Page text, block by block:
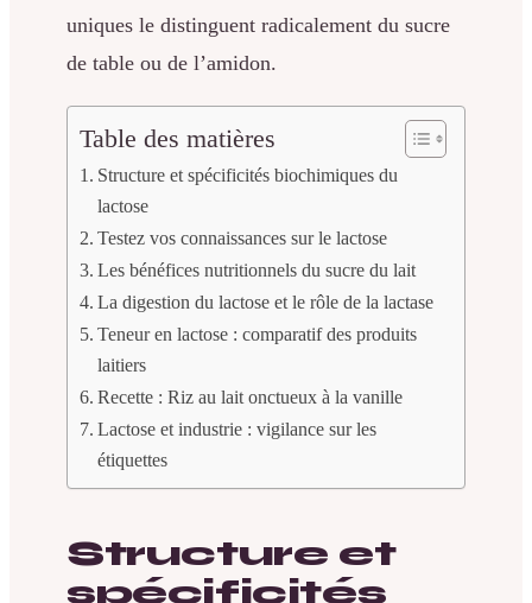
uniques le distinguent radicalement du sucre
de table ou de l’amidon.
Table des matières
Structure et spécificités biochimiques du
lactose
Testez vos connaissances sur le lactose
Les bénéfices nutritionnels du sucre du lait
La digestion du lactose et le rôle de la lactase
Teneur en lactose : comparatif des produits
laitiers
Recette : Riz au lait onctueux à la vanille
Lactose et industrie : vigilance sur les
étiquettes
Structure et
spécificités